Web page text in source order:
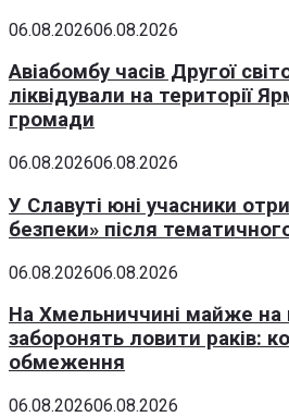
06.08.202606.08.2026
Авіабомбу часів Другої
ліквідували на території
громади
06.08.202606.08.2026
У Славуті юні учасники
безпеки» після
06.08.202606.08.2026
На Хмельниччині майже на
заборонять ловити раків:
обмеження
06.08.202606.08.2026